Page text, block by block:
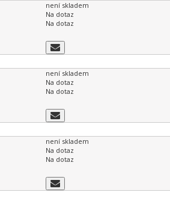
není skladem
Na dotaz
Na dotaz
není skladem
Na dotaz
Na dotaz
není skladem
Na dotaz
Na dotaz